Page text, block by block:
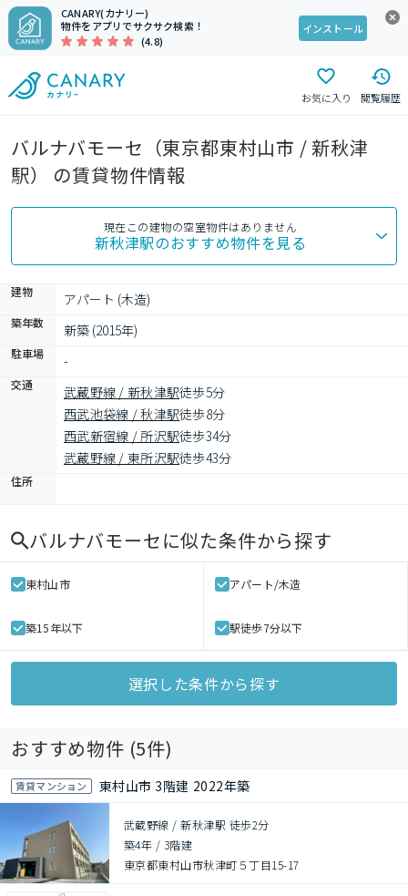
CANARY(カナリー)
物件をアプリでサクサク検索！
(4.8)
インストール
お気に入り 閲覧履歴
バルナバモーセ（東京都東村山市 / 新秋津
駅） の賃貸物件情報
現在この建物の空室物件はありません
新秋津駅のおすすめ物件を見る
建物 アパート (木造)
築年数 新築 (2015年)
駐車場 -
交通 武蔵野線 / 新秋津駅徒歩5分
西武池袋線 / 秋津駅徒歩8分
西武新宿線 / 所沢駅徒歩34分
武蔵野線 / 東所沢駅徒歩43分
住所
バルナバモーセに似た条件から探す
東村山市 アパート/木造
築15年以下 駅徒歩7分以下
選択した条件から探す
おすすめ物件 (5件)
賃貸マンション 東村山市 3階建 2022年築
武蔵野線 / 新秋津駅 徒歩2分
築4年 / 3階建
東京都東村山市秋津町５丁目15-17